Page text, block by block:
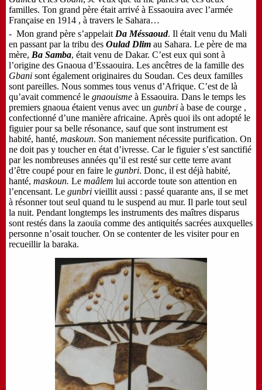
familles. Ton grand père était arrivé à Essaouira avec l’armée
Française en 1914 , à travers le Sahara…
- Mon grand père s’appelait Da Méssaoud. Il était venu du Mali
en passant par la tribu des Oulad Dlim au Sahara. Le père de ma
mère, Ba Samba, était venu de Dakar. C’est eux qui sont à
l’origine des Gnaoua d’Essaouira. Les ancêtres de la famille des
Gbani sont également originaires du Soudan. Ces deux familles
sont pareilles. Nous sommes tous venus d’Afrique. C’est de là
qu’avait commencé le gnaouisme à Essaouira. Dans le temps les
premiers gnaoua étaient venus avec un gunbri à base de courge ,
confectionné d’une manière africaine. Après quoi ils ont adopté le
figuier pour sa belle résonance, sauf que sont instrument est
habité, hanté, maskoun. Son maniement nécessite purification. On
ne doit pas y toucher en état d’ivresse. Car le figuier s’est sanctifié
par les nombreuses années qu’il est resté sur cette terre avant
d’être coupé pour en faire le gunbri. Donc, il est déjà habité,
hanté, maskoun. Le maâlem lui accorde toute son attention en
l’encensant. Le gunbri vieillit aussi : passé quarante ans, il se met
à résonner tout seul quand tu le suspend au mur. Il parle tout seul
la nuit. Pendant longtemps les instruments des maîtres disparus
sont restés dans la zaouïa comme des antiquités sacrées auxquelles
personne n’osait toucher. On se contenter de les visiter pour en
recueillir la baraka.